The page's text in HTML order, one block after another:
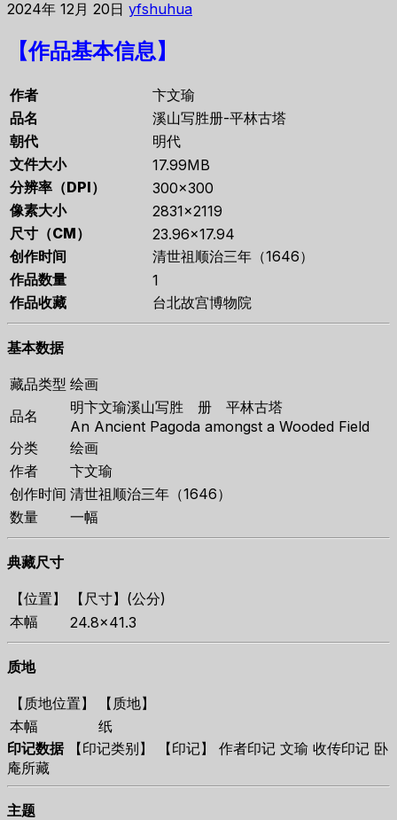
2024年 12月 20日 yfshuhua
【作品基本信息】
作者
卞文瑜
品名
溪山写胜册-平林古塔
朝代
明代
文件大小
17.99MB
分辨率（DPI）
300×300
像素大小
2831×2119
尺寸（CM）
23.96×17.94
创作时间
清世祖顺治三年（1646）
作品数量
1
作品收藏
台北故宫博物院
基本数据
藏品类型 绘画
品名
明卞文瑜溪山写胜 册 平林古塔
An Ancient Pagoda amongst a Wooded Field
分类
绘画
作者
卞文瑜
创作时间 清世祖顺治三年（1646）
数量
一幅
典藏尺寸
【位置】
【尺寸】(公分)
本幅
24.8×41.3
质地
【质地位置】
【质地】
本幅
纸
印记数据【印记类别】 【印记】 作者印记 文瑜 收传印记 卧
庵所藏
主题